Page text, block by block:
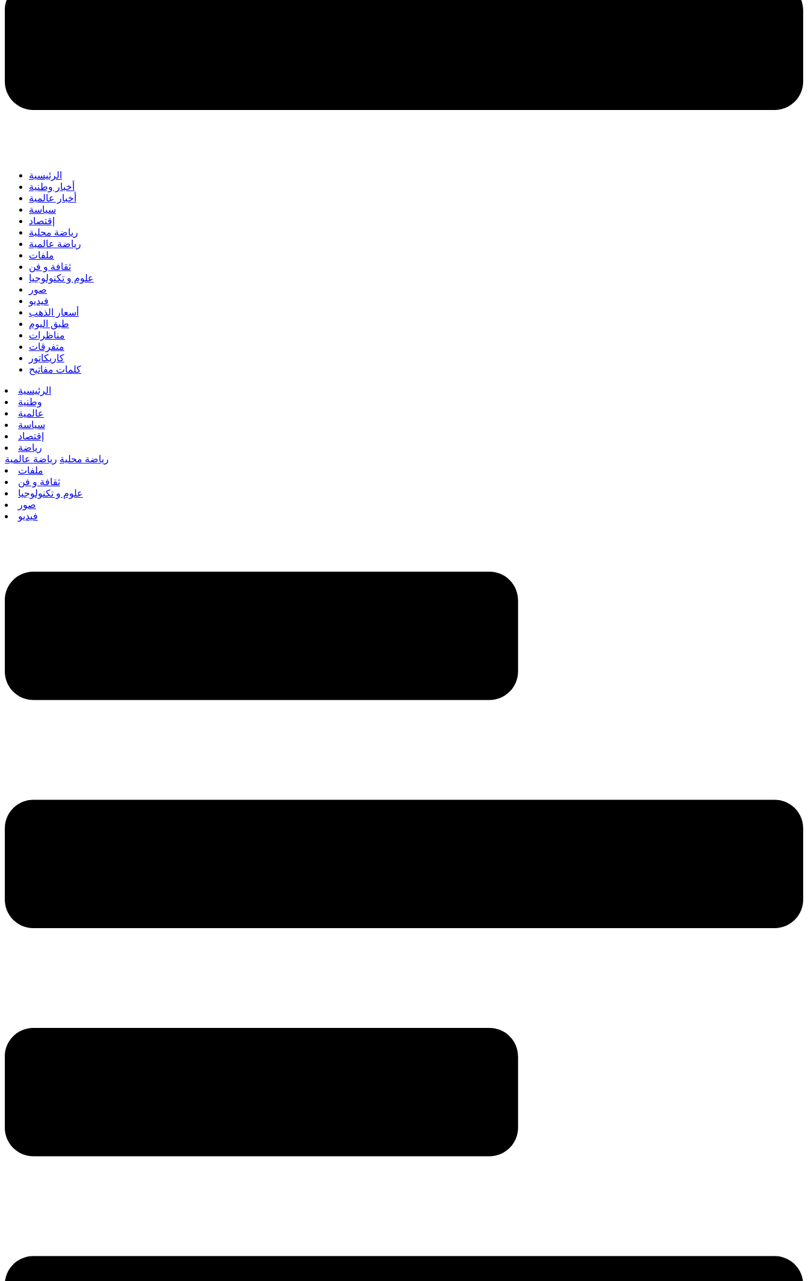
الرئيسية
أخبار وطنية
أخبار عالمية
سياسة
إقتصاد
رياضة محلية
رياضة عالمية
ملفات
ثقافة و فن
علوم و تكنولوجيا
صور
فيديو
أسعار الذهب
طبق اليوم
مناظرات
متفرقات
كاريكاتور
كلمات مفاتيح
الرئيسية
وطنية
عالمية
سياسة
إقتصاد
رياضة
رياضة محلية رياضة عالمية
ملفات
ثقافة و فن
علوم و تكنولوجيا
صور
فيديو